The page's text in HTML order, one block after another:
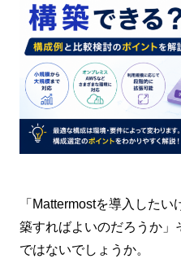
「Mattermostを導入した
築すればよいのだろうか
ではないでしょうか。